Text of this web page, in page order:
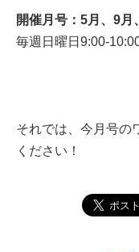
開催月号：5月、9月
毎週日曜日9:00-
それでは、今月号の
ください！